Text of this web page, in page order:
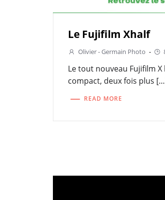
Le Fujifilm Xhalf
Olivier - Germain Photo -
Le tout nouveau Fujifilm
compact, deux fois plus
READ MORE